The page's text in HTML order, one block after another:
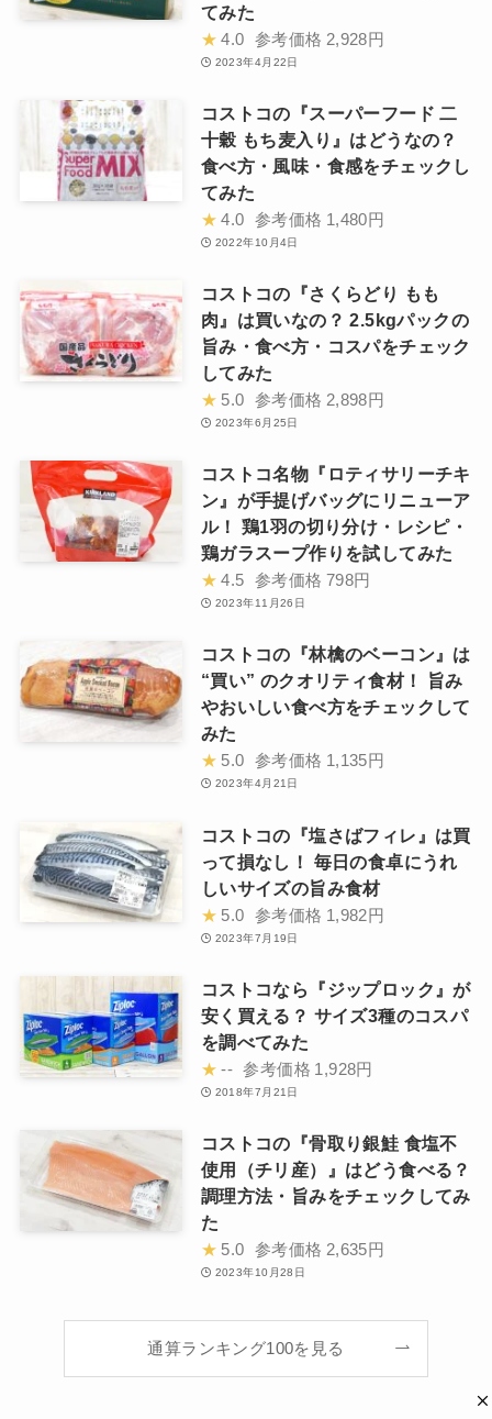
てみた
★ 4.0 参考価格 2,928円
2023年4月22日
コストコの『スーパーフード 二
十穀 もち麦入り』はどうなの？
食べ方・風味・食感をチェックし
てみた
★ 4.0 参考価格 1,480円
2022年10月4日
コストコの『さくらどり もも
肉』は買いなの？ 2.5kgパックの
旨み・食べ方・コスパをチェック
してみた
★ 5.0 参考価格 2,898円
2023年6月25日
コストコ名物『ロティサリーチキ
ン』が手提げバッグにリニューア
ル！ 鶏1羽の切り分け・レシピ・
鶏ガラスープ作りを試してみた
★ 4.5 参考価格 798円
2023年11月26日
コストコの『林檎のベーコン』は
“買い” のクオリティ食材！ 旨み
やおいしい食べ方をチェックして
みた
★ 5.0 参考価格 1,135円
2023年4月21日
コストコの『塩さばフィレ』は買
って損なし！ 毎日の食卓にうれ
しいサイズの旨み食材
★ 5.0 参考価格 1,982円
2023年7月19日
コストコなら『ジップロック』が
安く買える？ サイズ3種のコスパ
を調べてみた
★ -- 参考価格 1,928円
2018年7月21日
コストコの『骨取り銀鮭 食塩不
使用（チリ産）』はどう食べる？
調理方法・旨みをチェックしてみ
た
★ 5.0 参考価格 2,635円
2023年10月28日
通算ランキング100を見る